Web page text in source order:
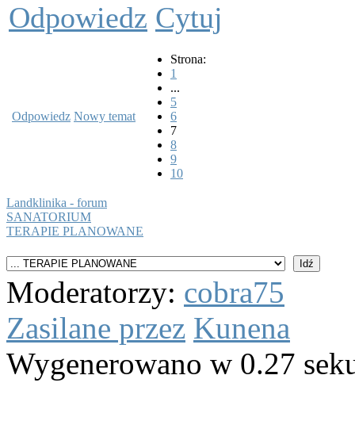
Odpowiedz Cytuj
Odpowiedz Nowy temat
Strona:
1
...
5
6
7
8
9
10
Landklinika - forum
SANATORIUM
TERAPIE PLANOWANE
Moderatorzy: cobra75
Zasilane przez Kunena
Wygenerowano w 0.27